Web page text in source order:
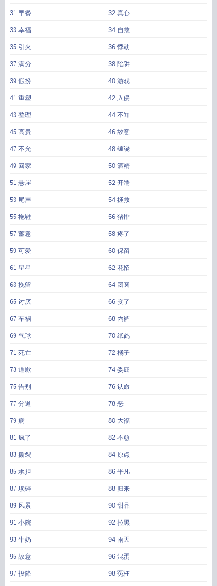
31 早餐 32 真心
33 幸福 34 自救
35 引火 36 悸动
37 满分 38 陷阱
39 假扮 40 游戏
41 重塑 42 入侵
43 整理 44 不知
45 高贵 46 故意
47 不允 48 缠绕
49 回家 50 酒精
51 悬崖 52 开端
53 尾声 54 拯救
55 拖鞋 56 猪排
57 蓄意 58 疼了
59 可爱 60 保留
61 星星 62 花招
63 挽留 64 团圆
65 讨厌 66 变了
67 车祸 68 内裤
69 气球 70 纸鹤
71 死亡 72 橘子
73 道歉 74 委屈
75 告别 76 认命
77 分道 78 恶
79 病 80 大福
81 疯了 82 不愈
83 撕裂 84 原点
85 承担 86 平凡
87 琐碎 88 归来
89 风景 90 甜品
91 小院 92 拉黑
93 牛奶 94 雨天
95 故意 96 混蛋
97 投降 98 冤枉